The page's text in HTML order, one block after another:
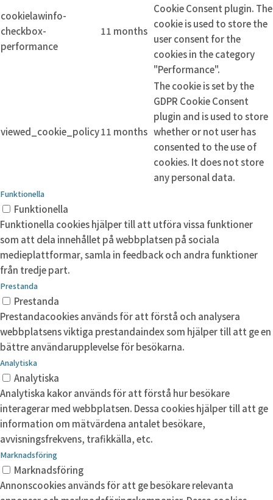
cookielawinfo-
checkbox-
performance
11 months
Cookie Consent plugin. The
cookie is used to store the
user consent for the
cookies in the category
"Performance".
viewed_cookie_policy11 months
The cookie is set by the
GDPR Cookie Consent
plugin and is used to store
whether or not user has
consented to the use of
cookies. It does not store
any personal data.
Funktionella
Funktionella
Funktionella cookies hjälper till att utföra vissa funktioner
som att dela innehållet på webbplatsen på sociala
medieplattformar, samla in feedback och andra funktioner
från tredje part.
Prestanda
Prestanda
Prestandacookies används för att förstå och analysera
webbplatsens viktiga prestandaindex som hjälper till att ge en
bättre användarupplevelse för besökarna.
Analytiska
Analytiska
Analytiska kakor används för att förstå hur besökare
interagerar med webbplatsen. Dessa cookies hjälper till att ge
information om mätvärdena antalet besökare,
avvisningsfrekvens, trafikkälla, etc.
Marknadsföring
Marknadsföring
Annonscookies används för att ge besökare relevanta